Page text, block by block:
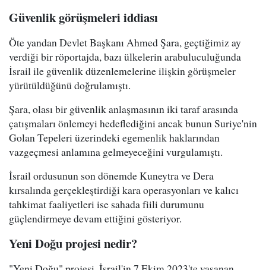
Güvenlik görüşmeleri iddiası
Öte yandan Devlet Başkanı Ahmed Şara, geçtiğimiz ay
verdiği bir röportajda, bazı ülkelerin arabuluculuğunda
İsrail ile güvenlik düzenlemelerine ilişkin görüşmeler
yürütüldüğünü doğrulamıştı.
Şara, olası bir güvenlik anlaşmasının iki taraf arasında
çatışmaları önlemeyi hedeflediğini ancak bunun Suriye'nin
Golan Tepeleri üzerindeki egemenlik haklarından
vazgeçmesi anlamına gelmeyeceğini vurgulamıştı.
İsrail ordusunun son dönemde Kuneytra ve Dera
kırsalında gerçekleştirdiği kara operasyonları ve kalıcı
tahkimat faaliyetleri ise sahada fiili durumunu
güçlendirmeye devam ettiğini gösteriyor.
Yeni Doğu projesi nedir?